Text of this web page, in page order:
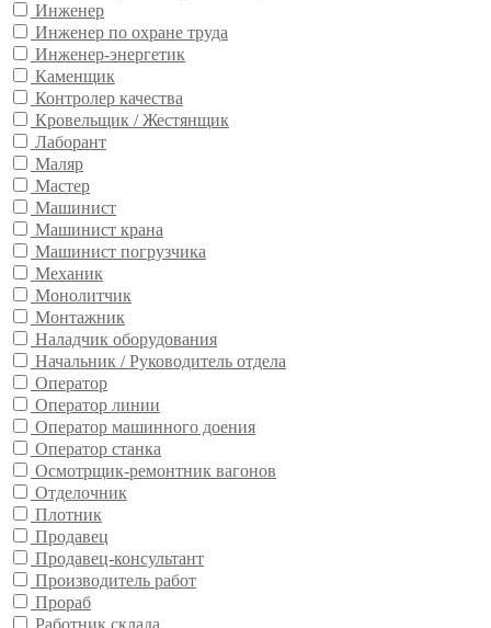
Инженер
Инженер по охране труда
Инженер-энергетик
Каменщик
Контролер качества
Кровельщик / Жестянщик
Лаборант
Маляр
Мастер
Машинист
Машинист крана
Машинист погрузчика
Механик
Монолитчик
Монтажник
Наладчик оборудования
Начальник / Руководитель отдела
Оператор
Оператор линии
Оператор машинного доения
Оператор станка
Осмотрщик-ремонтник вагонов
Отделочник
Плотник
Продавец
Продавец-консультант
Производитель работ
Прораб
Работник склада